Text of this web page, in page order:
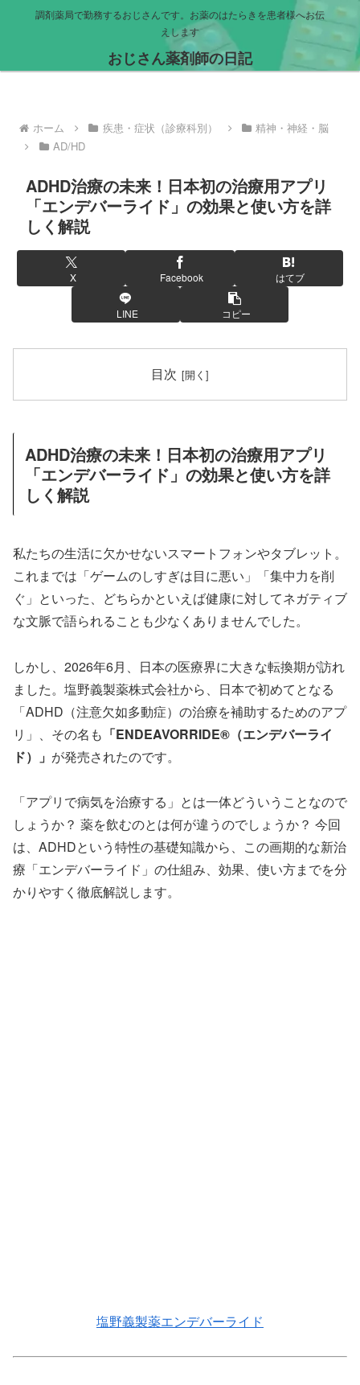
調剤薬局で勤務するおじさんです。お薬のはたらきを患者様へお伝
えします
おじさん薬剤師の日記
ホーム 疾患・症状（診療科別）
精神・神経・脳
AD/HD
ADHD治療の未来！日本初の治療用アプリ
「エンデバーライド」の効果と使い方を詳
しく解説
X Facebook はてブ
LINE コピー
目次
ADHD治療の未来！日本初の治療用アプリ
「エンデバーライド」の効果と使い方を詳
しく解説
私たちの生活に欠かせないスマートフォンやタブレット。
これまでは「ゲームのしすぎは目に悪い」「集中力を削
ぐ」といった、どちらかといえば健康に対してネガティブ
な文脈で語られることも少なくありませんでした。
しかし、2026年6月、日本の医療界に大きな転換期が訪れ
ました。塩野義製薬株式会社から、日本で初めてとなる
「ADHD（注意欠如多動症）の治療を補助するためのアプ
リ」、その名も 「ENDEAVORRIDE®（エンデバーライ
ド）」 が発売されたのです。
「アプリで病気を治療する」とは一体どういうことなので
しょうか？ 薬を飲むのとは何が違うのでしょうか？ 今回
は、ADHDという特性の基礎知識から、この画期的な新治
療「エンデバーライド」の仕組み、効果、使い方までを分
かりやすく徹底解説します。
塩野義製薬エンデバーライド